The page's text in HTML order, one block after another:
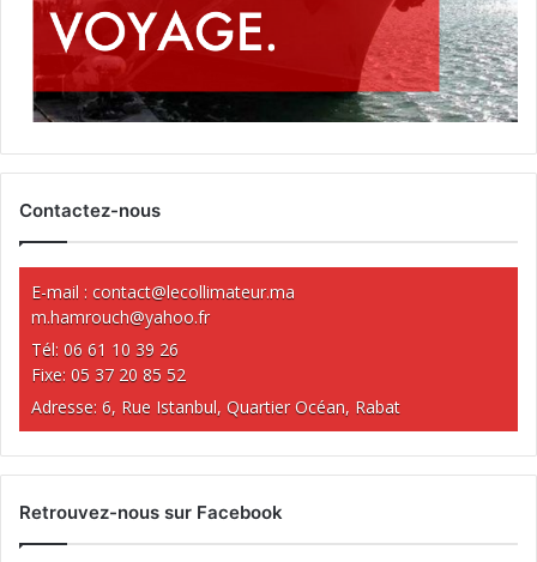
Contactez-nous
E-mail : contact@lecollimateur.ma
m.hamrouch@yahoo.fr
Tél: 06 61 10 39 26
Fixe: 05 37 20 85 52
Adresse: 6, Rue Istanbul, Quartier Océan, Rabat
Retrouvez-nous sur Facebook